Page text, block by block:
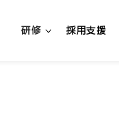
研修 採用支援